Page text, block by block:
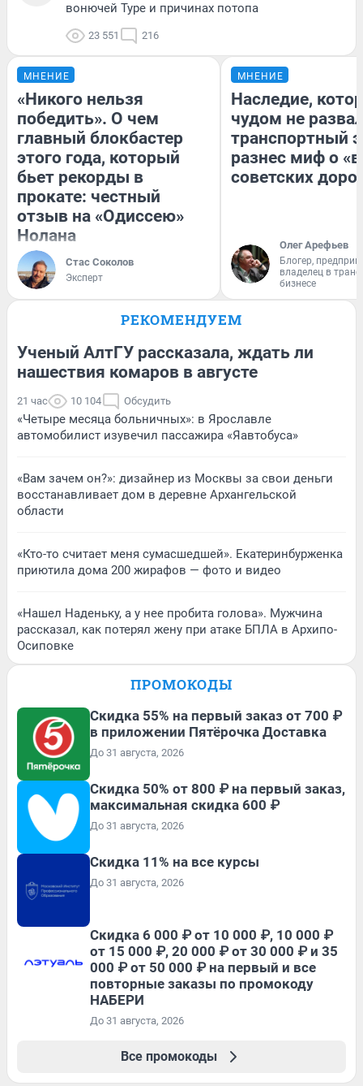
вонючей Туре и причинах потопа
23 551 216
МНЕНИЕ
«Никого нельзя
победить». О чем
главный блокбастер
этого года, который
бьет рекорды в
прокате: честный
отзыв на «Одиссею»
Нолана
Стас Соколов
Эксперт
МНЕНИЕ
Наследие,
чудом не
транспортный
разнес миф о
советских
Олег Арефьев
Блогер,
владелец в
бизнесе
РЕКОМЕНДУЕМ
Ученый АлтГУ рассказала, ждать ли
нашествия комаров в августе
21 час 10 104 Обсудить
«Четыре месяца больничных»: в Ярославле
автомобилист изувечил пассажира «Яавтобуса»
«Вам зачем он?»: дизайнер из Москвы за свои деньги
восстанавливает дом в деревне Архангельской
области
«Кто-то считает меня сумасшедшей». Екатеринбурженка
приютила дома 200 жирафов — фото и видео
«Нашел Наденьку, а у нее пробита голова». Мужчина
рассказал, как потерял жену при атаке БПЛА в Архипо-
Осиповке
ПРОМОКОДЫ
Скидка 55% на первый заказ от 700 ₽
в приложении Пятёрочка Доставка
До 31 августа, 2026
Скидка 50% от 800 ₽ на первый заказ,
максимальная скидка 600 ₽
До 31 августа, 2026
Скидка 11% на все курсы
До 31 августа, 2026
Скидка 6 000 ₽ от 10 000 ₽, 10 000 ₽
от 15 000 ₽, 20 000 ₽ от 30 000 ₽ и 35
000 ₽ от 50 000 ₽ на первый и все
повторные заказы по промокоду
НАБЕРИ
До 31 августа, 2026
Все промокоды